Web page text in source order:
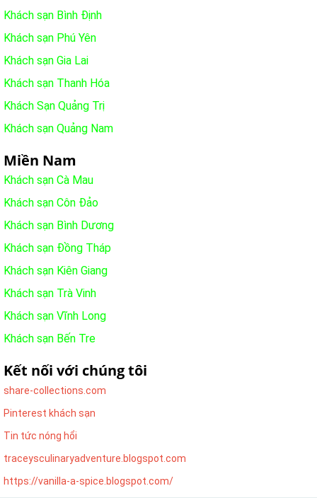
Khách sạn Bình Định
Khách sạn Phú Yên
Khách sạn Gia Lai
Khách sạn Thanh Hóa
Khách Sạn Quảng Trị
Khách sạn Quảng Nam
Miền Nam
Khách sạn Cà Mau
Khách sạn Côn Đảo
Khách sạn Bình Dương
Khách sạn Đồng Tháp
Khách sạn Kiên Giang
Khách sạn Trà Vinh
Khách sạn Vĩnh Long
Khách sạn Bến Tre
Kết nối với chúng tôi
share-collections.com
Pinterest khách sạn
Tin tức nóng hổi
traceysculinaryadventure.blogspot.com
https://vanilla-a-spice.blogspot.com/